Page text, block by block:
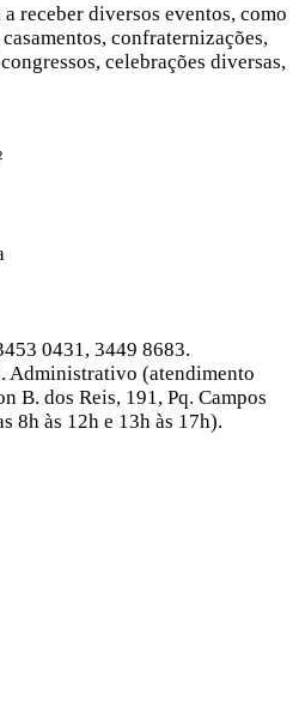
receber diversos eventos, como
confraternizações,
celebrações diversas,
0431, 3449 8683.
Administrativo (atendimento
B. dos Reis, 191, Pq. Campos
8h às 12h e 13h às 17h).